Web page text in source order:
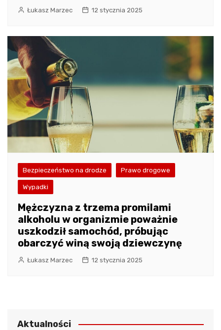
Łukasz Marzec 12 stycznia 2025
Bezpieczeństwo na drodze Prawo drogowe
Wypadki
Mężczyzna z trzema promilami
alkoholu w organizmie poważnie
uszkodził samochód, próbując
obarczyć winą swoją dziewczynę
Łukasz Marzec 12 stycznia 2025
Aktualności